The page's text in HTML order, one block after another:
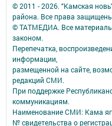
© 2011 - 2026. "Камская
района. Все права
© ТАТМЕДИА. Все
законом.
Перепечатка,
информации,
размещенной на сайте,
редакций СМИ.
При поддержке
коммуникациям.
Наименование СМИ: Кама
№ свидетельства о